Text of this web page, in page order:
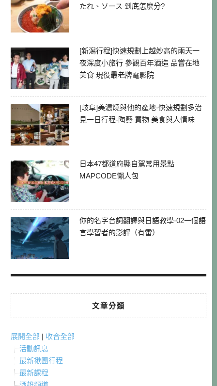
たれ、ソース 到底怎麼分?
[新潟行程]快速規劃上越妙高的兩天一
夜深度小旅行 參觀百年酒造 品嘗在地
美食 現役最老牌電影院
[岐阜]美濃燒與他的產地-快速規劃多治
見一日行程-陶藝 買物 美食與人情味
日本47都道府縣自駕常用景點
MAPCODE懶人包
你的名字台詞翻譯與日語教學-02一個語
言學習者的影評（有雷）
文章分類
展開全部 | 收合全部
活動訊息
最新揪團行程
最新課程